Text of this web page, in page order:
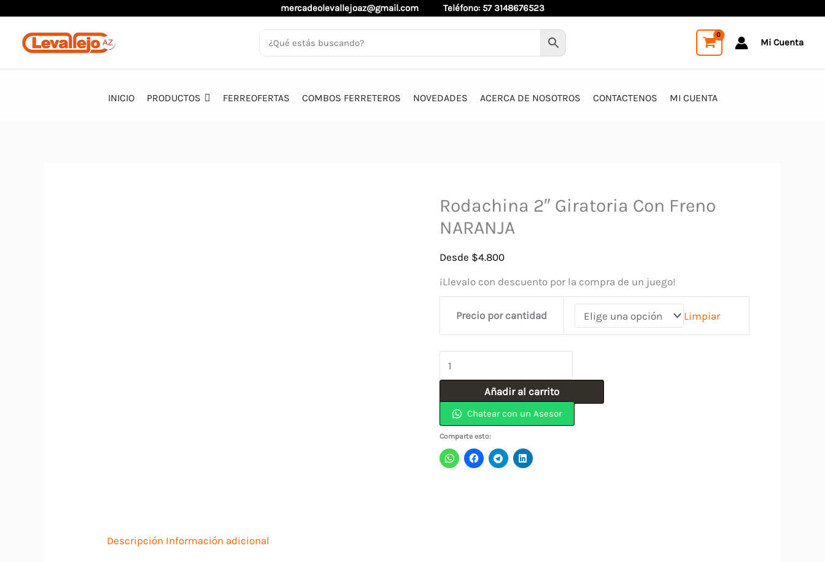
contenido
mercadeolevallejoaz@gmail.com Teléfono: 57 3148676523
Mi Cuenta
INICIO PRODUCTOS FERREOFERTAS COMBOS FERRETEROS NOVEDADES ACERCA DE NOSOTROS CONTACTENOS MI CUENTA
Rodachina 2″ Giratoria Con Freno
NARANJA
Desde $4.800
¡Llevalo con descuento por la compra de un juego!
Precio por cantidad Limpiar
2″
Con
Freno
NARANJA
Añadir al carrito
Chatear con un Asesor
Comparte esto:
Descripción Información adicional